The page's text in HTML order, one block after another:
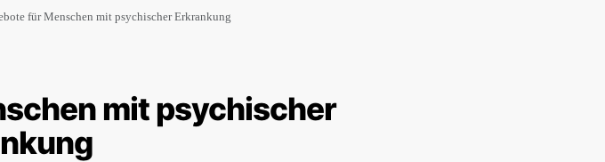
für Menschen mit psychischer Erkrankung
mit psychischer